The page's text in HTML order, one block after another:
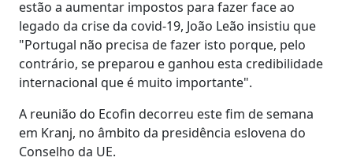
estão a aumentar impostos para fazer face ao
legado da crise da covid-19, João Leão insistiu que
"Portugal não precisa de fazer isto porque, pelo
contrário, se preparou e ganhou esta credibilidade
internacional que é muito importante".
A reunião do Ecofin decorreu este fim de semana
em Kranj, no âmbito da presidência eslovena do
Conselho da UE.